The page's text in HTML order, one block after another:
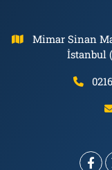
Mimar Sinan
İstanbul